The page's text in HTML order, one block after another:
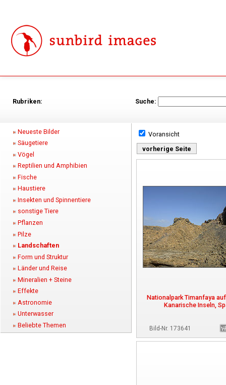
Rubriken: Suche:
Neueste Bilder
Säugetiere
Vögel
Reptilien und Amphibien
Fische
Haustiere
Insekten und Spinnentiere
sonstige Tiere
Pflanzen
Pilze
Landschaften
Form und Struktur
Länder und Reise
Mineralien + Steine
Effekte
Astronomie
Unterwasser
Beliebte Themen
Voransicht
vorherige Seite
Nationalpark Timanfaya
Kanarische Inseln,
Bild-Nr. 173641